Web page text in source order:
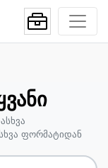
ფორმატიდან